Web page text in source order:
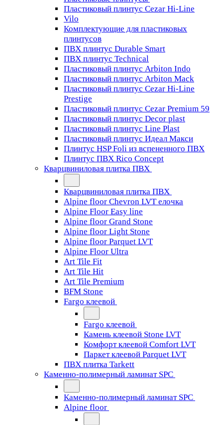
Пластиковый плинтус Cezar Hi-Line
Vilo
Комплектующие для пластиковых
плинтусов
ПВХ плинтус Durable Smart
ПВХ плинтус Technical
Пластиковый плинтус Arbiton Indo
Пластиковый плинтус Arbiton Mack
Пластиковый плинтус Cezar Hi-Line
Prestige
Пластиковый плинтус Cezar Premium 59
Пластиковый плинтус Decor plast
Пластиковый плинтус Line Plast
Пластиковый плинтус Идеал Макси
Плинтус HSP Foli из вспененного ПВХ
Плинтус ПВХ Rico Concept
Кварцвиниловая плитка ПВХ
Кварцвиниловая плитка ПВХ
Alpine floor Chevron LVT елочка
Alpine Floor Easy line
Alpine floor Grand Stone
Alpine floor Light Stone
Alpine floor Parquet LVT
Alpine Floor Ultra
Art Tile Fit
Art Tile Hit
Art Tile Premium
BFM Stone
Fargo клеевой
Fargo клеевой
Камень клеевой Stone LVT
Комфорт клеевой Comfort LVT
Паркет клеевой Parquet LVT
ПВХ плитка Tarkett
Каменно-полимерный ламинат SPC
Каменно-полимерный ламинат SPC
Alpine floor